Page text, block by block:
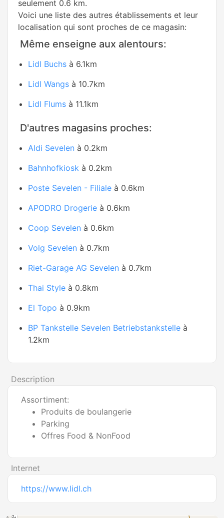
seulement 0.6 km.
Voici une liste des autres établissements et leur
localisation qui sont proches de ce magasin:
Même enseigne aux alentours:
Lidl Buchs à 6.1km
Lidl Wangs à 10.7km
Lidl Flums à 11.1km
D'autres magasins proches:
Aldi Sevelen à 0.2km
Bahnhofkiosk à 0.2km
Poste Sevelen - Filiale à 0.6km
APODRO Drogerie à 0.6km
Coop Sevelen à 0.6km
Volg Sevelen à 0.7km
Riet-Garage AG Sevelen à 0.7km
Thai Style à 0.8km
El Topo à 0.9km
BP Tankstelle Sevelen Betriebstankstelle à
1.2km
Description
Assortiment:
Produits de boulangerie
Parking
Offres Food & NonFood
Internet
https://www.lidl.ch